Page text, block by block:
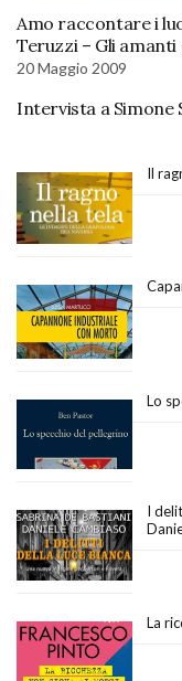
Amo raccontare i
Teruzzi – Gli amanti
20 Maggio 2009
Intervista a Simone
Il
Lo
I
La